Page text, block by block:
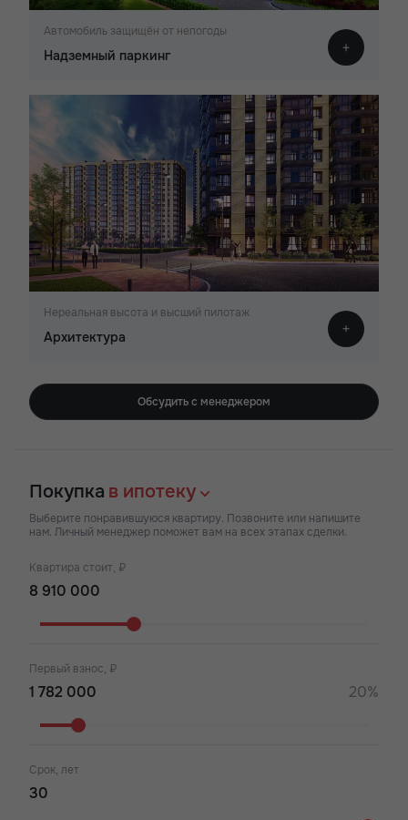
Автомобиль защищён от непогоды
Надземный паркинг
Нереальная высота и высший пилотаж
Архитектура
Обсудить с менеджером
Покупка в ипотеку
Выберите понравившуюся квартиру. Позвоните или напишите
нам. Личный менеджер поможет вам на всех этапах сделки.
Квартира стоит, ₽
Первый взнос, ₽
20%
Срок, лет